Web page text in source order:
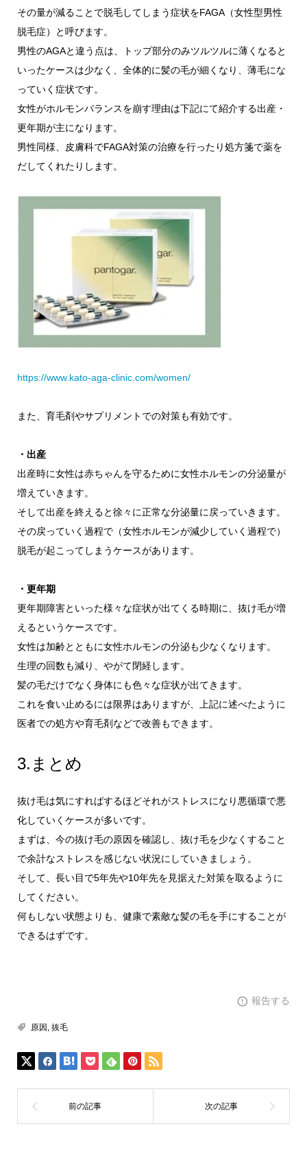
その量が減ることで脱毛してしまう症状をFAGA（女性型男性
脱毛症）と呼びます。
男性のAGAと違う点は、トップ部分のみツルツルに薄くなると
いったケースは少なく、全体的に髪の毛が細くなり、薄毛にな
っていく症状です。
女性がホルモンバランスを崩す理由は下記にて紹介する出産・
更年期が主になります。
男性同様、皮膚科でFAGA対策の治療を行ったり処方箋で薬を
だしてくれたりします。
https://www.kato-aga-clinic.com/women/
また、育毛剤やサプリメントでの対策も有効です。
・出産
出産時に女性は赤ちゃんを守るために女性ホルモンの分泌量が
増えていきます。
そして出産を終えると徐々に正常な分泌量に戻っていきます。
その戻っていく過程で（女性ホルモンが減少していく過程で）
脱毛が起こってしまうケースがあります。
・更年期
更年期障害といった様々な症状が出てくる時期に、抜け毛が増
えるというケースです。
女性は加齢とともに女性ホルモンの分泌も少なくなります。
生理の回数も減り、やがて閉経します。
髪の毛だけでなく身体にも色々な症状が出てきます。
これを食い止めるには限界はありますが、上記に述べたように
医者での処方や育毛剤などで改善もできます。
3.まとめ
抜け毛は気にすればするほどそれがストレスになり悪循環で悪
化していくケースが多いです。
まずは、今の抜け毛の原因を確認し、抜け毛を少なくすること
で余計なストレスを感じない状況にしていきましょう。
そして、長い目で5年先や10年先を見据えた対策を取るように
してください。
何もしない状態よりも、健康で素敵な髪の毛を手にすることが
できるはずです。
報告する
原因 , 抜毛